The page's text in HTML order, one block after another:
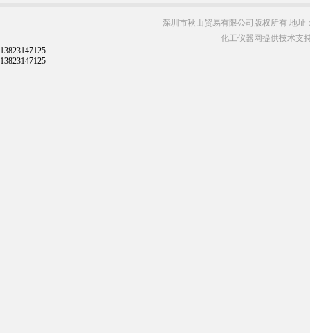
深圳市秋山贸易有限公司版权所有 地址
化工仪器网提供技术支
13823147125
13823147125